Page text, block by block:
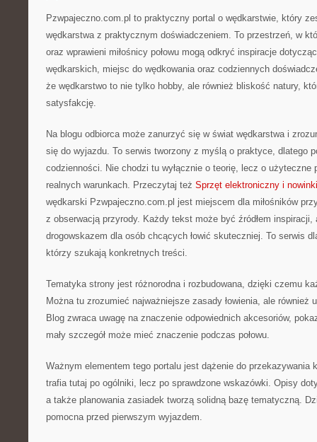
Pzwpajeczno.com.pl to praktyczny portal o wędkarstwie, który
wędkarstwa z praktycznym doświadczeniem. To przestrzeń, w
oraz wprawieni miłośnicy połowu mogą odkryć inspiracje
wędkarskich, miejsc do wędkowania oraz codziennych
że wędkarstwo to nie tylko hobby, ale również bliskość natury,
satysfakcję.
Na blogu odbiorca może zanurzyć się w świat wędkarstwa i
się do wyjazdu. To serwis tworzony z myślą o praktyce, dlatego
codzienności. Nie chodzi tu wyłącznie o teorię, lecz o użyteczne
realnych warunkach. Przeczytaj też Sprzęt elektroniczny i
wędkarski Pzwpajeczno.com.pl jest miejscem dla miłośników
z obserwacją przyrody. Każdy tekst może być źródłem inspiracji,
drogowskazem dla osób chcących łowić skuteczniej. To serwis
którzy szukają konkretnych treści.
Tematyka strony jest różnorodna i rozbudowana, dzięki czemu
Można tu zrozumieć najważniejsze zasady łowienia, ale również
Blog zwraca uwagę na znaczenie odpowiednich akcesoriów,
mały szczegół może mieć znaczenie podczas połowu.
Ważnym elementem tego portalu jest dążenie do przekazywania
trafia tutaj po ogólniki, lecz po sprawdzone wskazówki. Opisy
a także planowania zasiadek tworzą solidną bazę tematyczną.
pomocna przed pierwszym wyjazdem.